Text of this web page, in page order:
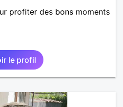
profiter des bons moments
le profil